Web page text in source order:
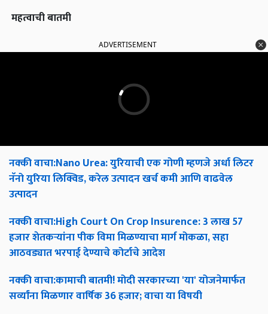
महत्वाचीबातमी
ADVERTISEMENT
नक्कीवाचा:Nano Urea:युरियाचीएकगोणीम्हणजेअर्धालिटर
नॅनोयुरियालिक्विड,करेलउत्पादनखर्चकमीआणिवाढवेल
उत्पादन
नक्कीवाचा:High Court On Crop Insurence: 3लाख57
हजारशेतकऱ्यांनापीकविमामिळण्याचामार्गमोकळा,सहा
आठवड्यातभरपाईदेण्याचेकोर्टाचेआदेश
नक्कीवाचा:कामाचीबातमी!मोदीसरकारच्या'या'योजनेमार्फत
सर्व्यांनामिळणारवार्षिक36हजार;वाचायाविषयी